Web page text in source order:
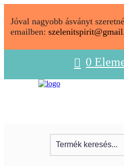
Jóval nagyobb ásványt
emailben:
0